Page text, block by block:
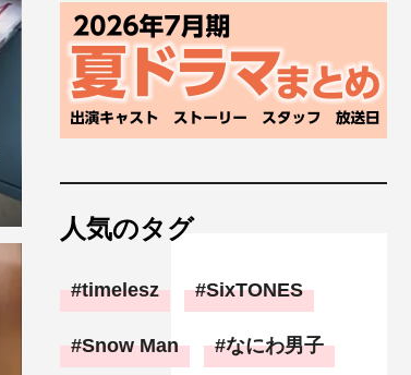
人気のタグ
timelesz SixTONES
Snow Man なにわ男子